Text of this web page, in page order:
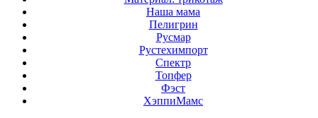
Наша мама
Пелигрин
Русмар
Рустехимпорт
Спектр
Топфер
Фэст
ХэппиМамс